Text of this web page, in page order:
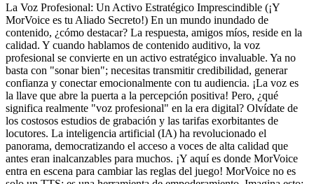
La Voz Profesional: Un Activo Estratégico Imprescindible (¡Y
MorVoice es tu Aliado Secreto!) En un mundo inundado de
contenido, ¿cómo destacar? La respuesta, amigos míos, reside en la
calidad. Y cuando hablamos de contenido auditivo, la voz
profesional se convierte en un activo estratégico invaluable. Ya no
basta con "sonar bien"; necesitas transmitir credibilidad, generar
confianza y conectar emocionalmente con tu audiencia. ¡La voz es
la llave que abre la puerta a la percepción positiva! Pero, ¿qué
significa realmente "voz profesional" en la era digital? Olvídate de
los costosos estudios de grabación y las tarifas exorbitantes de
locutores. La inteligencia artificial (IA) ha revolucionado el
panorama, democratizando el acceso a voces de alta calidad que
antes eran inalcanzables para muchos. ¡Y aquí es donde MorVoice
entra en escena para cambiar las reglas del juego! MorVoice no es